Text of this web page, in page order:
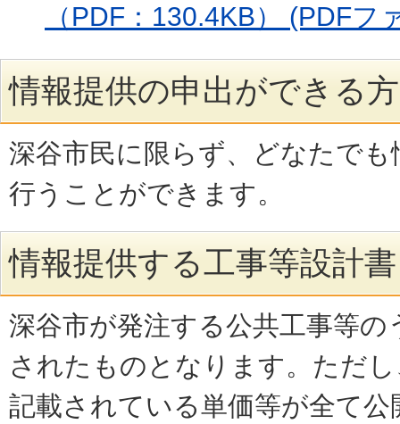
（PDF：130.4KB） (PDFフ
情報提供の申出ができる
深谷市民に限らず、どなたで
行うことができます。
情報提供する工事等設計
深谷市が発注する公共工事等の
されたものとなります。ただ
記載されている単価等が全て